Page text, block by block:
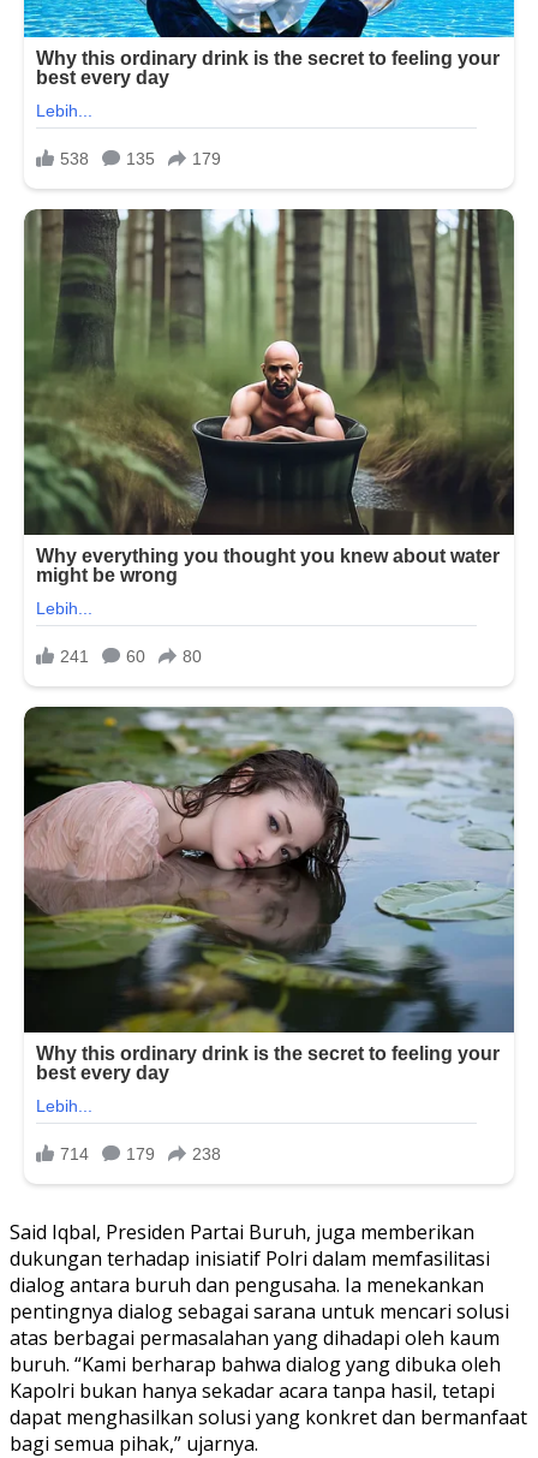
Said Iqbal, Presiden Partai Buruh, juga memberikan
dukungan terhadap inisiatif Polri dalam memfasilitasi
dialog antara buruh dan pengusaha. Ia menekankan
pentingnya dialog sebagai sarana untuk mencari solusi
atas berbagai permasalahan yang dihadapi oleh kaum
buruh. “Kami berharap bahwa dialog yang dibuka oleh
Kapolri bukan hanya sekadar acara tanpa hasil, tetapi
dapat menghasilkan solusi yang konkret dan bermanfaat
bagi semua pihak,” ujarnya.